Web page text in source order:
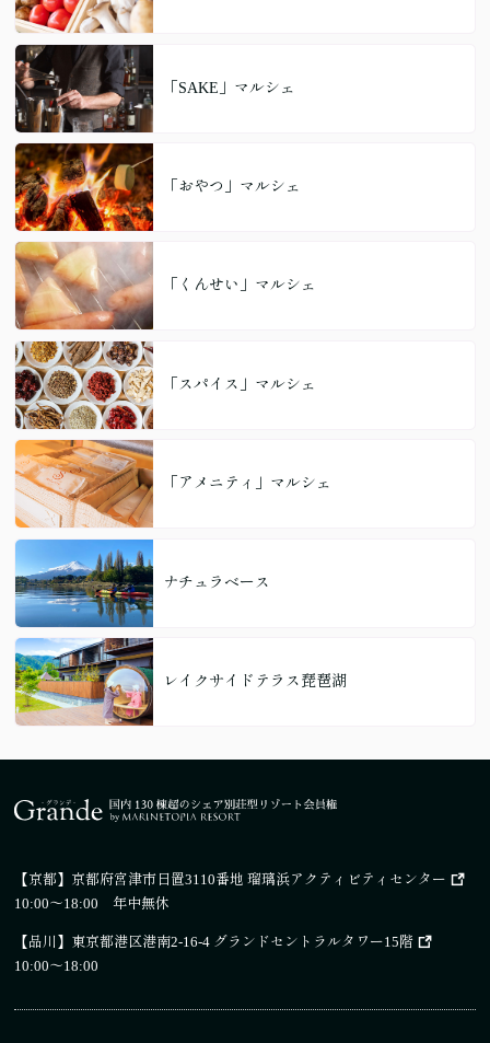
「SAKE」マルシェ
「おやつ」マルシェ
「くんせい」マルシェ
「スパイス」マルシェ
「アメニティ」マルシェ
ナチュラベース
レイクサイドテラス琵琶湖
【京都】 京都府宮津市日置3110番地 瑠璃浜アクティビティセンター
10:00～18:00 年中無休
【品川】 東京都港区港南2-16-4 グランドセントラルタワー15階
10:00～18:00